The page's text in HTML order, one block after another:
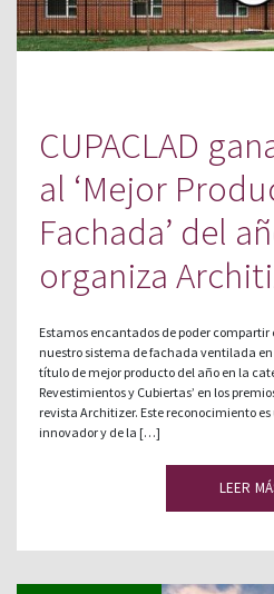
CUPACLAD
al ‘Mejor
Fachada’ del
organiza
Estamos encantados de poder compartir
nuestro sistema de fachada ventilada
título de mejor producto del año en la
Revestimientos y Cubiertas’ en los
revista Architizer. Este reconocimiento
innovador y de la […]
LEER